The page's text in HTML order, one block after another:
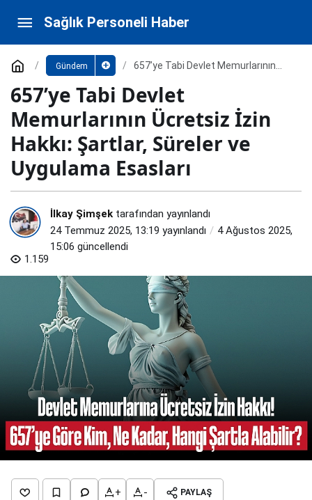
Sağlık Personeli Haber
Gündem
657’ye Tabi Devlet Memurlarının
ve Uygulama Esasları
657’ye Tabi Devlet
Memurlarının Ücretsiz İzin
Hakkı: Şartlar, Süreler ve
Uygulama Esasları
İlkay Şimşek tarafından yayınlandı
24 Temmuz 2025, 13:19 yayınlandı
4 Ağustos 2025,
15:06 güncellendi
1.159
+ - PAYLAŞ
657’ye Tabi Devlet Memurlarının Ücretsiz İzin
Hakkı: Şartlar, Süreler ve Uygulama Esasları
Yorum Yap Paylaş